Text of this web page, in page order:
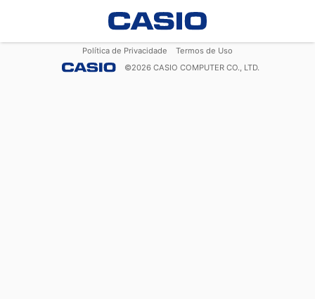
Política de Privacidade
Termos de Uso
©2026 CASIO COMPUTER CO., LTD.